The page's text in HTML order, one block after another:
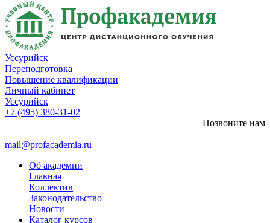
Уссурийск
Переподготовка
Повышение квалификации
Личный кабинет
Уссурийск
+7 (495) 380-31-02
Позвоните нам
mail@profacademia.ru
Об академии
Главная
Коллектив
Законодательство
Новости
Каталог курсов